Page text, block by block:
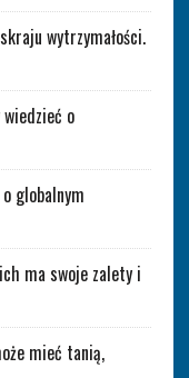
wytrzymałości.
o
globalnym
ma swoje zalety i
mieć tanią,